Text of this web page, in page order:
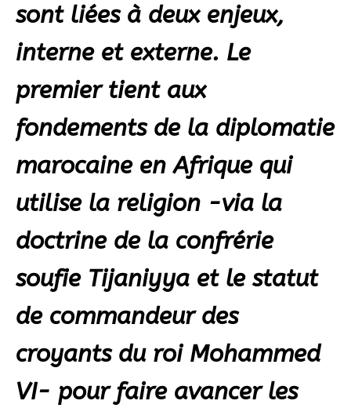
sont liées à deux enjeux,
interne et externe. Le
premier tient aux
fondements de la diplomatie
marocaine en Afrique qui
utilise la religion -via la
doctrine de la confrérie
soufie Tijaniyya et le statut
de commandeur des
croyants du roi Mohammed
VI- pour faire avancer les